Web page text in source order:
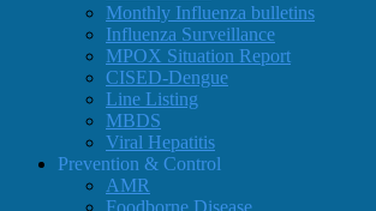
Monthly Influenza bulletins
Influenza Surveillance
MPOX Situation Report
CISED-Dengue
Line Listing
MBDS
Viral Hepatitis
Prevention & Control
AMR
Foodborne Disease